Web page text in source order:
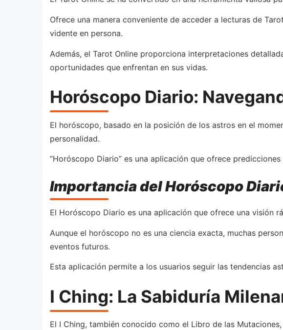
Ofrece una manera conveniente de acceder a lecturas de
vidente en persona.
Además, el Tarot Online proporciona interpretaciones
oportunidades que enfrentan en sus vidas.
Horóscopo Diario:
El horóscopo, basado en la posición de los astros en el
personalidad.
“Horóscopo Diario” es una aplicación que ofrece
Importancia del Horóscopo
El Horóscopo Diario es una aplicación que ofrece una visión
Aunque el horóscopo no es una ciencia exacta, muchas
eventos futuros.
Esta aplicación permite a los usuarios seguir las tendencias
I Ching: La Sabiduría
El I Ching, también conocido como el Libro de las